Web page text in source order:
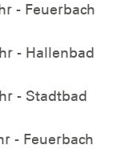
- Feuerbach
- Hallenbad
- Stadtbad
- Feuerbach